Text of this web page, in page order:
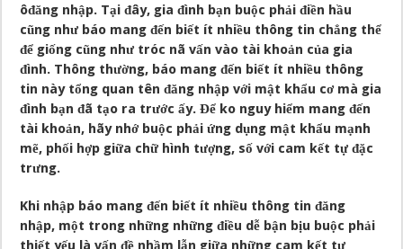
ôđăng nhập. Tại đây, gia đình bạn buộc phải điền hầu
cũng như báo mang đến biết ít nhiều thông tin chẳng thể
để giống cũng như tróc nã vấn vào tài khoản của gia
đình. Thông thường, báo mang đến biết ít nhiều thông
tin này tổng quan tên đăng nhập với mật khẩu cơ mà gia
đình bạn đã tạo ra trước ấy. Để ko nguy hiểm mang đến
tài khoản, hãy nhớ buộc phải ứng dụng mật khẩu mạnh
mẽ, phối hợp giữa chữ hình tượng, số với cam kết tự đặc
trưng.
Khi nhập báo mang đến biết ít nhiều thông tin đăng
nhập, một trong những những điều dễ bận bịu buộc phải